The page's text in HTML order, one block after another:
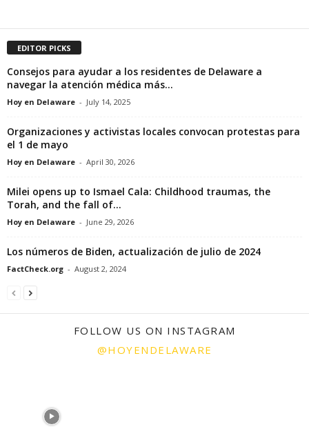
EDITOR PICKS
Consejos para ayudar a los residentes de Delaware a
navegar la atención médica más...
Hoy en Delaware - July 14, 2025
Organizaciones y activistas locales convocan protestas para
el 1 de mayo
Hoy en Delaware - April 30, 2026
Milei opens up to Ismael Cala: Childhood traumas, the
Torah, and the fall of...
Hoy en Delaware - June 29, 2026
Los números de Biden, actualización de julio de 2024
FactCheck.org - August 2, 2024
FOLLOW US ON INSTAGRAM
@HOYENDELAWARE